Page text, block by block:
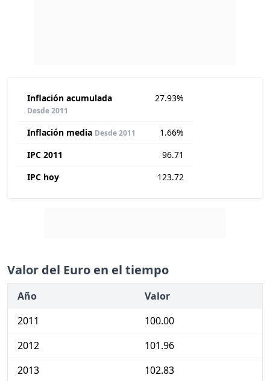
Inflación acumulada
Desde 2011
27.93%
Inflación media Desde 2011
1.66%
IPC 2011
96.71
IPC hoy
123.72
Valor del Euro en el tiempo
Año
Valor
2011
100.00
2012
101.96
2013
102.83